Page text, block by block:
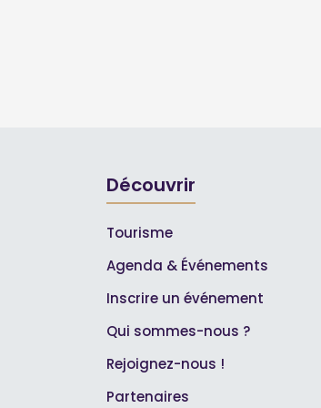
Découvrir
Tourisme
Agenda & Événements
Inscrire un événement
Qui sommes-nous ?
Rejoignez-nous !
Partenaires